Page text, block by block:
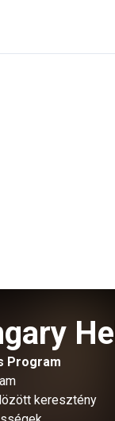
Program
keresztény